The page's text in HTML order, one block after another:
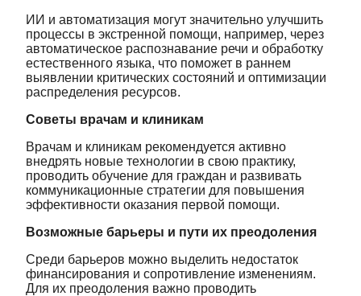
ИИ и автоматизация могут значительно улучшить
процессы в экстренной помощи, например, через
автоматическое распознавание речи и обработку
естественного языка, что поможет в раннем
выявлении критических состояний и оптимизации
распределения ресурсов.
Советы врачам и клиникам
Врачам и клиникам рекомендуется активно
внедрять новые технологии в свою практику,
проводить обучение для граждан и развивать
коммуникационные стратегии для повышения
эффективности оказания первой помощи.
Возможные барьеры и пути их преодоления
Среди барьеров можно выделить недостаток
финансирования и сопротивление изменениям.
Для их преодоления важно проводить